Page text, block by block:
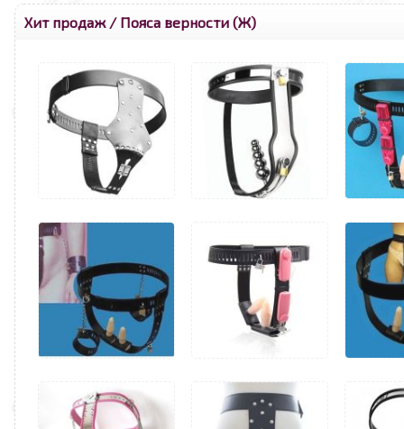
Хит продаж/ Пояса верности (Ж)